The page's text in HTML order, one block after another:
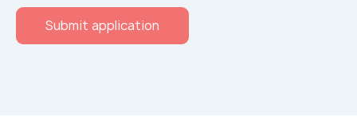
Прочее оборудование
Submit application